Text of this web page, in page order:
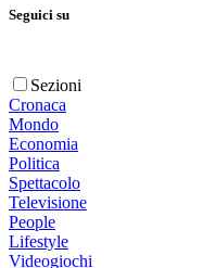
Seguici su
Sezioni
Cronaca
Mondo
Economia
Politica
Spettacolo
Televisione
People
Lifestyle
Videogiochi